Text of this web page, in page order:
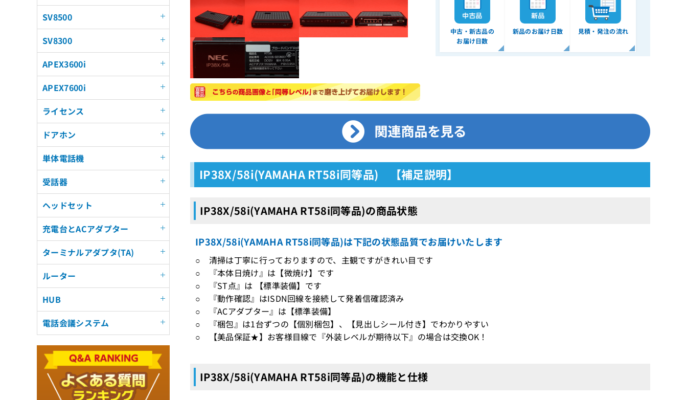
中古・新古品の
お届け日数
新品のお届け日数 見積・発注の流れ
IP38X/58i(YAMAHA RT58i同等品) 【補足説明】
IP38X/58i(YAMAHA RT58i同等品)の商品状態
IP38X/58i(YAMAHA RT58i同等品)は下記の状態品質でお届けいたします
○ 清掃は丁寧に行っておりますので、主観ですがきれい目です
○ 『本体日焼け』は【微焼け】です
○ 『ST点』は 【標準装備】です
○ 『動作確認』はISDN回線を接続して発着信確認済み
○ 『ACアダプター』は【標準装備】
○ 『梱包』は1台ずつの【個別梱包】、【見出しシール付き】でわかりやすい
○ 【美品保証★】お客様目線で『外装レベルが期待以下』の場合は交換OK！
IP38X/58i(YAMAHA RT58i同等品)の機能と仕様
SV8500
SV8300
APEX3600i
APEX7600i
ライセンス
ドアホン
単体電話機
受話器
ヘッドセット
充電台とACアダプター
ターミナルアダプタ(TA)
ルーター
HUB
電話会議システム